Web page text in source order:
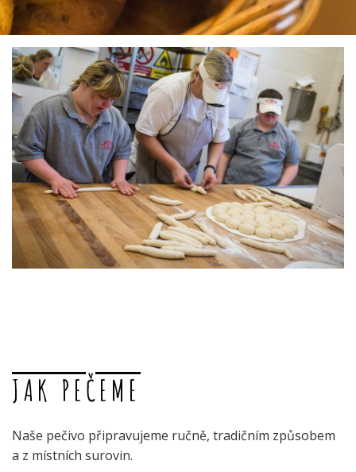
JAK PEČEME
Naše pečivo připravujeme ručně, tradičním způsobem
a z místních surovin.